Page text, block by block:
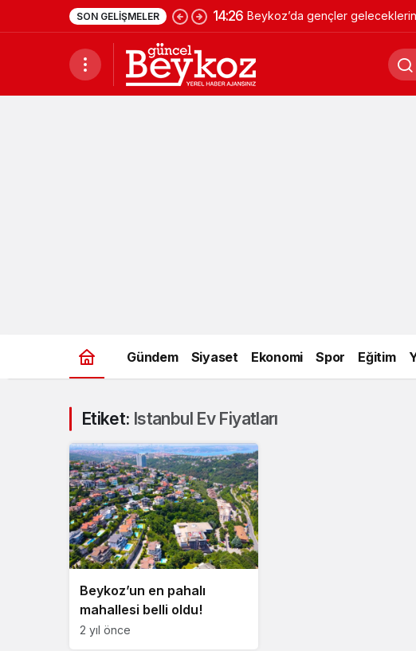
SON GELIŞMELER 14:26 Beykoz’da gençler
Gündem Siyaset Ekonomi Spor Eğitim
Etiket: Istanbul Ev Fiyatları
Beykoz’un en pahalı
mahallesi belli oldu!
2 yıl önce